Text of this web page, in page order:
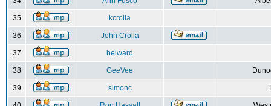
35 kcrolla
36 John Crolla
37 helward
38 GeeVee
39 simonc